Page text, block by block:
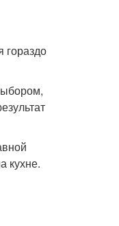
гораздо
кухне.